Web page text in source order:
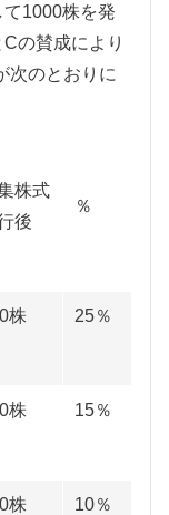
1000株を発
の賛成により
次のとおりに
株式
後
％
株 25％
株 15％
株 10％